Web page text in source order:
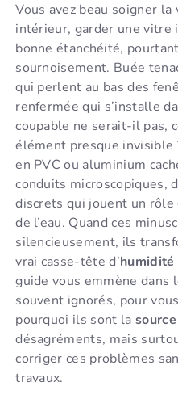
Vous avez beau soigner
intérieur, garder une vitre
bonne étanchéité, pourtant
sournoisement. Buée
qui perlent au bas des
renfermée qui s’installe
coupable ne serait-il pas,
élément presque invisible
en PVC ou aluminium
conduits microscopiques,
discrets qui jouent un
de l’eau. Quand ces
silencieusement, ils
vrai casse-tête d’humidité
guide vous emmène dans
souvent ignorés, pour
pourquoi ils sont la
désagréments, mais
corriger ces problèmes
travaux.